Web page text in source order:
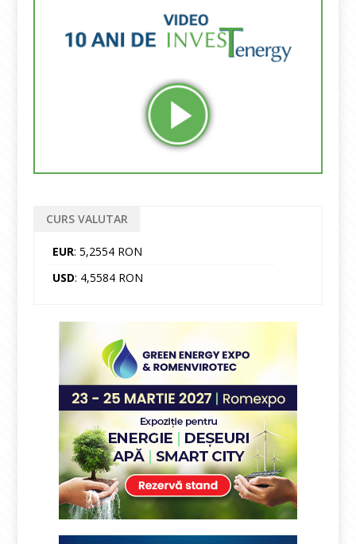
CURS VALUTAR
EUR: 5,2554 RON
USD: 4,5584 RON